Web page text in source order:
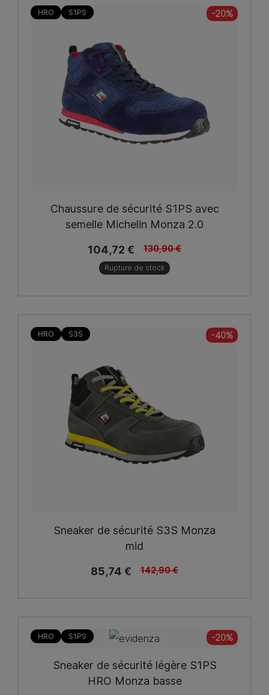
HRO S1PS -20%
Chaussure de sécurité S1PS avec
semelle Michelin Monza 2.0
104,72 €
130,90 €
Rupture de stock
HRO S3S -40%
Sneaker de sécurité S3S Monza
mid
85,74 €
142,90 €
HRO S1PS -20%
Sneaker de sécurité légère S1PS
HRO Monza basse